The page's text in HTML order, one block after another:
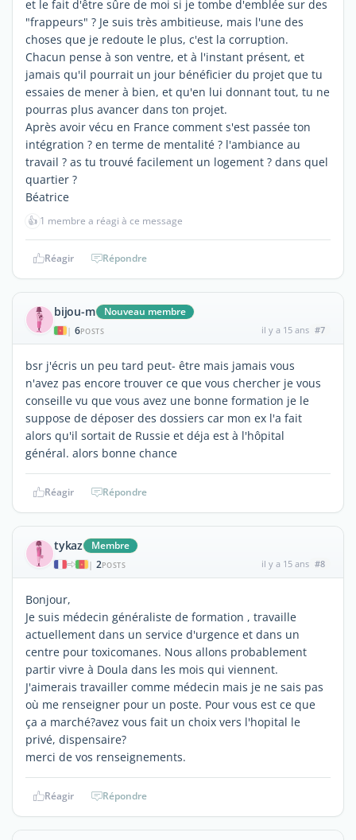
et le fait d'être sûre de moi si je tombe d'emblée sur des
"frappeurs" ? Je suis très ambitieuse, mais l'une des
choses que je redoute le plus, c'est la corruption.
Chacun pense à son ventre, et à l'instant présent, et
jamais qu'il pourrait un jour bénéficier du projet que tu
essaies de mener à bien, et qu'en lui donnant tout, tu ne
pourras plus avancer dans ton projet.
Après avoir vécu en France comment s'est passée ton
intégration ? en terme de mentalité ? l'ambiance au
travail ? as tu trouvé facilement un logement ? dans quel
quartier ?
Béatrice
👍 1 membre a réagi à ce message
Réagir Répondre
bijou-m Nouveau membre
| 6POSTS il y a 15 ans #7
bsr j'écris un peu tard peut- être mais jamais vous
n'avez pas encore trouver ce que vous chercher je vous
conseille vu que vous avez une bonne formation je le
suppose de déposer des dossiers car mon ex l'a fait
alors qu'il sortait de Russie et déja est à l'hôpital
général. alors bonne chance
Réagir Répondre
tykaz Membre
| 2POSTS il y a 15 ans #8
Bonjour,
Je suis médecin généraliste de formation , travaille
actuellement dans un service d'urgence et dans un
centre pour toxicomanes. Nous allons probablement
partir vivre à Doula dans les mois qui viennent.
J'aimerais travailler comme médecin mais je ne sais pas
où me renseigner pour un poste. Pour vous est ce que
ça a marché?avez vous fait un choix vers l'hopital le
privé, dispensaire?
merci de vos renseignements.
Réagir Répondre